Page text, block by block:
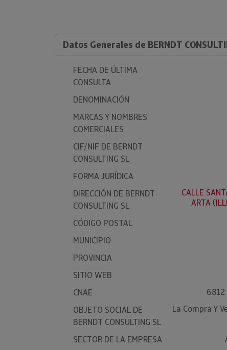
Datos Generales de BERNDT
FECHA DE ÚLTIMA
CONSULTA
DENOMINACIÓN
MARCAS Y NOMBRES
COMERCIALES
CIF/NIF DE BERNDT
CONSULTING SL
FORMA JURÍDICA
DIRECCIÓN DE BERNDT
CONSULTING SL
CALLE
ARTA
CÓDIGO POSTAL
MUNICIPIO
PROVINCIA
SITIO WEB
CNAE
OBJETO SOCIAL DE
BERNDT CONSULTING SL
La Compra Y
SECTOR DE LA EMPRESA